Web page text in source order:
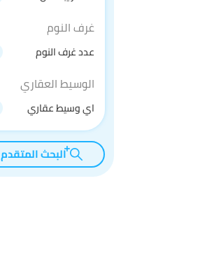
غرف النوم
عدد غرف النوم
الوسيط العقاري
اي وسيط عقاري
البحث المتقدم